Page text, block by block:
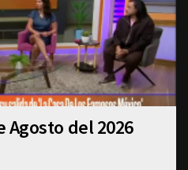
Agosto del 2026